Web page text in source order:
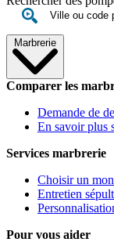
Marbrerie
Comparer les
Demande de
En savoir plus
Services marbrerie
Choisir un
Entretien
Pour vous aider